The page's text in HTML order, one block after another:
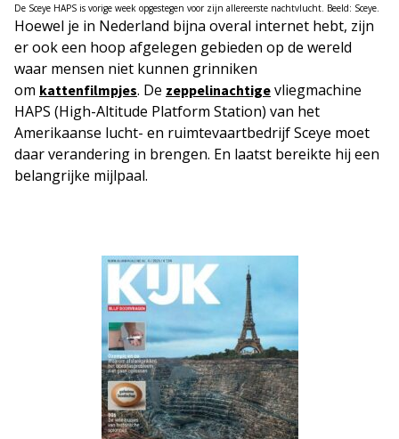
De Sceye HAPS is vorige week opgestegen voor zijn allereerste nachtvlucht. Beeld: Sceye.
Hoewel je in Nederland bijna overal internet hebt, zijn
er ook een hoop afgelegen gebieden op de wereld
waar mensen niet kunnen grinniken
om kattenfilmpjes. De zeppelinachtige vliegmachine
HAPS (High-Altitude Platform Station) van het
Amerikaanse lucht- en ruimtevaartbedrijf Sceye moet
daar verandering in brengen. En laatst bereikte hij een
belangrijke mijlpaal.